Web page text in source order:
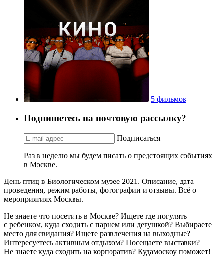
5 фильмов
Подпишетесь на почтовую рассылку?
Подписаться
Раз в неделю мы будем писать о предстоящих событиях
в Москве.
День птиц в Биологическом музее 2021. Описание, дата
проведения, режим работы, фотографии и отзывы. Всё о
мероприятиях Москвы.
Не знаете что посетить в Москве? Ищете где погулять
с ребенком, куда сходить с парнем или девушкой? Выбираете
место для свидания? Ищете развлечения на выходные?
Интересуетесь активным отдыхом? Посещаете выставки?
Не знаете куда сходить на корпоратив? Кудамоскоу поможет!